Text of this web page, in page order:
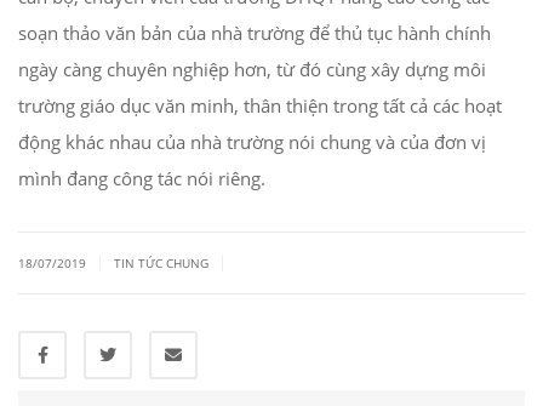
soạn thảo văn bản của nhà trường để thủ tục hành chính
ngày càng chuyên nghiệp hơn, từ đó cùng xây dựng môi
trường giáo dục văn minh, thân thiện trong tất cả các hoạt
động khác nhau của nhà trường nói chung và của đơn vị
mình đang công tác nói riêng.
18/07/2019 TIN TỨC CHUNG